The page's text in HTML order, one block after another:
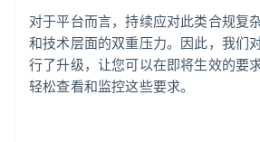
对于平台而言，持续应对此类合规复
和技术层面的双重压力。因此，我们
行了升级，让您可以在即将生效的要
轻松查看和监控这些要求。